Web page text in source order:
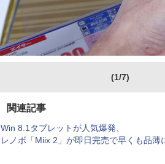
(1/7)
関連記事
Win 8.1タブレットが人気爆発、
レノボ「Miix 2」が即日完売で早くも品薄